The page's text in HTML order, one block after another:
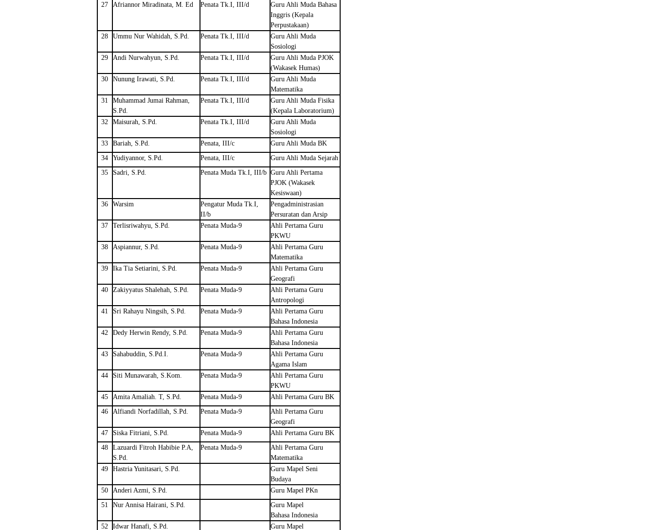
27
Afriannor Miradinata, M. Ed Penata Tk.I, III/d
Guru Ahli Muda Bahasa
Inggris (Kepala
Perpustakaan)
28
Ummu Nur Wahidah, S.Pd. Penata Tk.I, III/d
Guru Ahli Muda
Sosiologi
29
Andi Nurwahyun, S.Pd. Penata Tk.I, III/d
Guru Ahli Muda PJOK
(Wakasek Humas)
30
Nunung Irawati, S.Pd. Penata Tk.I, III/d
Guru Ahli Muda
Matematika
31
Muhammad Jumai Rahman,
S.Pd.
Penata Tk.I, III/d
Guru Ahli Muda Fisika
(Kepala Laboratorium)
32
Maisurah, S.Pd. Penata Tk.I, III/d
Guru Ahli Muda
Sosiologi
33
Bariah, S.Pd. Penata, III/c
Guru Ahli Muda BK
34
Yudiyannor, S.Pd. Penata, III/c
Guru Ahli Muda Sejarah
35
Sadri, S.Pd. Penata Muda Tk.I, III/b Guru Ahli Pertama
PJOK (Wakasek
Kesiswaan)
36
Warsim
Pengatur Muda Tk.I,
II/b
Pengadministrasian
Persuratan dan Arsip
37
Terlisriwahyu, S.Pd. Penata Muda-9
Ahli Pertama Guru
PKWU
38
Aspiannur, S.Pd. Penata Muda-9
Ahli Pertama Guru
Matematika
39
Ika Tia Setiarini, S.Pd. Penata Muda-9
Ahli Pertama Guru
Geografi
40
Zakiyyatus Shalehah, S.Pd. Penata Muda-9
Ahli Pertama Guru
Antropologi
41
Sri Rahayu Ningsih, S.Pd. Penata Muda-9
Ahli Pertama Guru
Bahasa Indonesia
42
Dedy Herwin Rendy, S.Pd. Penata Muda-9
Ahli Pertama Guru
Bahasa Indonesia
43
Sahabuddin, S.Pd.I. Penata Muda-9
Ahli Pertama Guru
Agama Islam
44
Siti Munawarah, S.Kom. Penata Muda-9
Ahli Pertama Guru
PKWU
45
Amita Amaliah. T, S.Pd. Penata Muda-9
Ahli Pertama Guru BK
46
Alfiandi Norfadillah, S.Pd. Penata Muda-9
Ahli Pertama Guru
Geografi
47
Siska Fitriani, S.Pd. Penata Muda-9
Ahli Pertama Guru BK
48
Lazuardi Fitroh Habibie P.A,
S.Pd.
Penata Muda-9
Ahli Pertama Guru
Matematika
49
Hastria Yunitasari, S.Pd.
Guru Mapel Seni
Budaya
50
Anderi Azmi, S.Pd.
Guru Mapel PKn
51
Nur Annisa Hairani, S.Pd.
Guru Mapel
Bahasa Indonesia
52
Idwar Hanafi, S.Pd. Guru Mapel